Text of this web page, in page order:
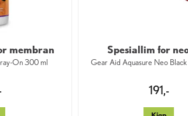
membran
On 300 ml
Spesiallim for
Gear Aid Aquasure Neo
191,-